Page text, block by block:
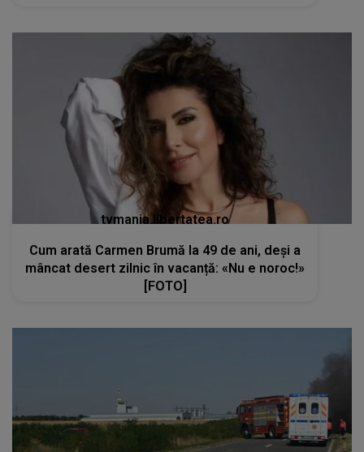
tvmania.libertatea.ro
Cum arată Carmen Brumă la 49 de ani, deși a
mâncat desert zilnic în vacanță: «Nu e noroc!»
[FOTO]